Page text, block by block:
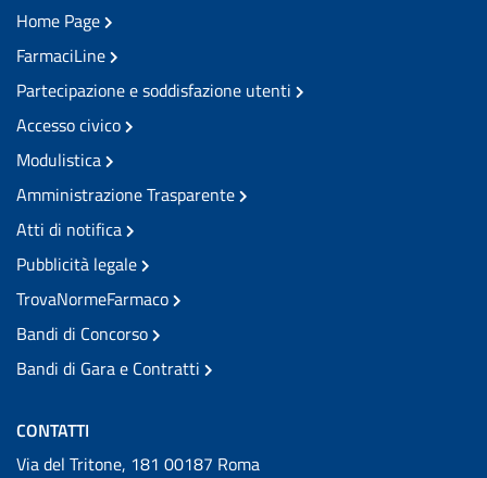
Home Page
FarmaciLine
Partecipazione e soddisfazione utenti
Accesso civico
Modulistica
Amministrazione Trasparente
Atti di notifica
Pubblicità legale
TrovaNormeFarmaco
Bandi di Concorso
Bandi di Gara e Contratti
CONTATTI
Via del Tritone, 181 00187 Roma